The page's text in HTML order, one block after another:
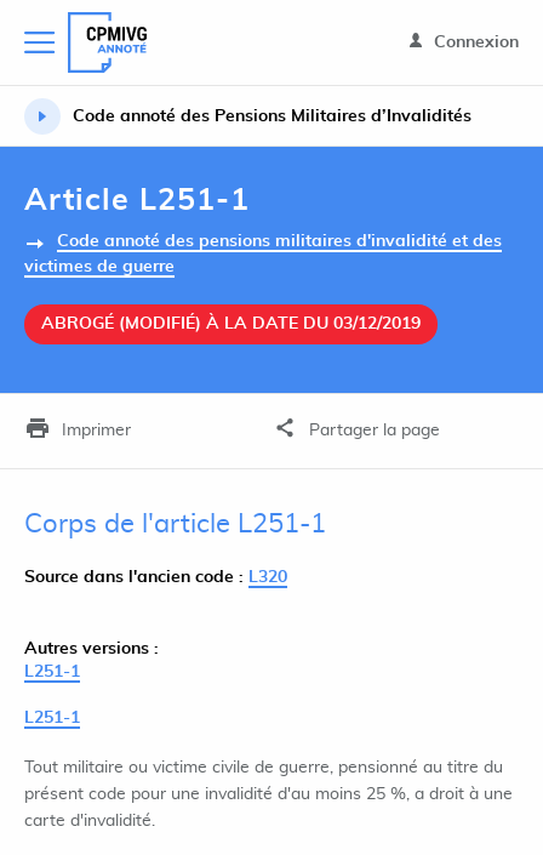
Connexion
Code annoté des Pensions Militaires d’Invalidités
Article L251-1
Code annoté des pensions militaires d'invalidité et des
victimes de guerre
ABROGÉ (MODIFIÉ) À LA DATE DU 03/12/2019
Imprimer Partager la page
Corps de l'article L251-1
Source dans l'ancien code : L320
Autres versions :
L251-1
L251-1
Tout militaire ou victime civile de guerre, pensionné au titre du
présent code pour une invalidité d'au moins 25 %, a droit à une
carte d'invalidité.